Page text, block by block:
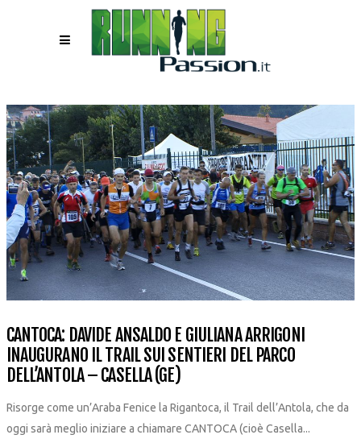
CANTOCA: DAVIDE ANSALDO E GIULIANA ARRIGONI
INAUGURANO IL TRAIL SUI SENTIERI DEL PARCO
DELL’ANTOLA – CASELLA (GE)
Risorge come un’Araba Fenice la Rigantoca, il Trail dell’Antola, che da
oggi sarà meglio iniziare a chiamare CANTOCA (cioè Casella...